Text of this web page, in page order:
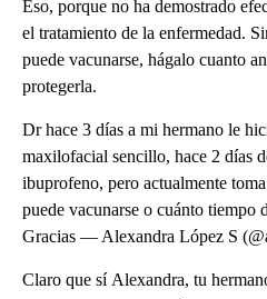
Eso, porque no ha demostrado
el tratamiento de la enfermedad.
puede vacunarse, hágalo cuanto
protegerla.
Dr hace 3 días a mi hermano le
maxilofacial sencillo, hace 2 días
ibuprofeno, pero actualmente
puede vacunarse o cuánto tiempo
Gracias — Alexandra López S
Claro que sí Alexandra, tu